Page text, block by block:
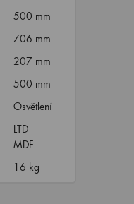
500 mm
706 mm
207 mm
500 mm
Osvětlení
LTD
MDF
16 kg